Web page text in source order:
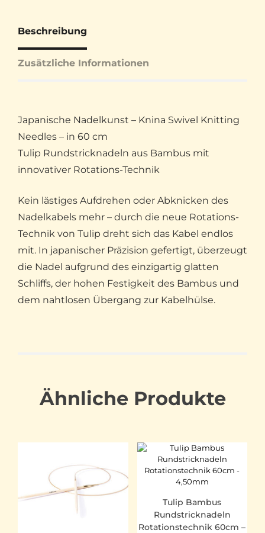
Beschreibung
Zusätzliche Informationen
Japanische Nadelkunst – Knina Swivel Knitting
Needles – in 60 cm
Tulip Rundstricknadeln aus Bambus mit
innovativer Rotations-Technik
Kein lästiges Aufdrehen oder Abknicken des
Nadelkabels mehr – durch die neue Rotations-
Technik von Tulip dreht sich das Kabel endlos
mit. In japanischer Präzision gefertigt, überzeugt
die Nadel aufgrund des einzigartig glatten
Schliffs, der hohen Festigkeit des Bambus und
dem nahtlosen Übergang zur Kabelhülse.
Ähnliche Produkte
Tulip Bambus
Rundstricknadeln
Rotationstechnik 60cm –